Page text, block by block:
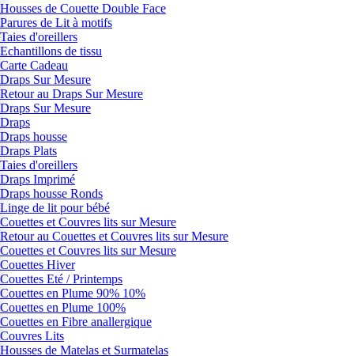
Housses de Couette Double Face
Parures de Lit à motifs
Taies d'oreillers
Echantillons de tissu
Carte Cadeau
Draps Sur Mesure
Retour au Draps Sur Mesure
Draps Sur Mesure
Draps
Draps housse
Draps Plats
Taies d'oreillers
Draps Imprimé
Draps housse Ronds
Linge de lit pour bébé
Couettes et Couvres lits sur Mesure
Retour au Couettes et Couvres lits sur Mesure
Couettes et Couvres lits sur Mesure
Couettes Hiver
Couettes Eté / Printemps
Couettes en Plume 90% 10%
Couettes en Plume 100%
Couettes en Fibre anallergique
Couvres Lits
Housses de Matelas et Surmatelas